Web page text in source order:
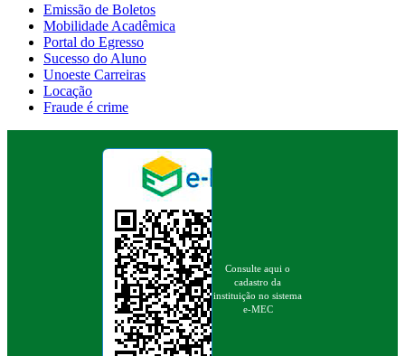
Emissão de Boletos
Mobilidade Acadêmica
Portal do Egresso
Sucesso do Aluno
Unoeste Carreiras
Locação
Fraude é crime
Consulte aqui o
cadastro da
instituição no sistema
e-MEC